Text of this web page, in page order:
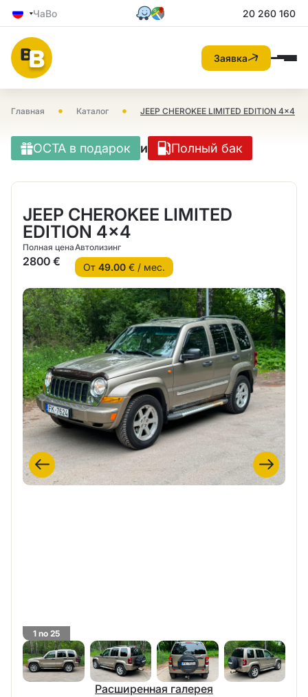
ЧаВо 20 260 160
Заявка
Главная • Каталог • JEEP CHEROKEE LIMITED EDITION 4×4
OCTA в подарок и Полный бак
JEEP CHEROKEE LIMITED
EDITION 4×4
Полная цена
2800 €
Автолизинг
От 49.00€ / мес.
1 no 25
Расширенная галерея